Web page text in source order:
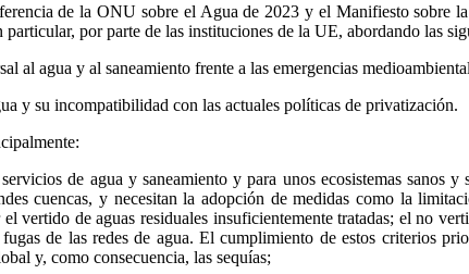
de la ONU sobre el Agua de 2023 y el Manifiesto
por parte de las instituciones de la UE, abordando las
al agua y al saneamiento frente a las emergencias
y su incompatibilidad con las actuales políticas de privatización.
de agua y saneamiento y para unos ecosistemas sanos
cuencas, y necesitan la adopción de medidas como la
vertido de aguas residuales insuficientemente tratadas; el no
de las redes de agua. El cumplimiento de estos criterios
y, como consecuencia, las sequías;